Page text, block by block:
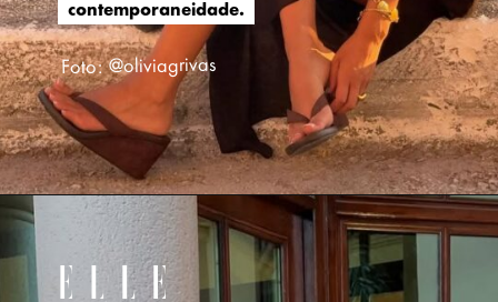
contemporaneidade.
contemporaneidade.
Foto: @oliviagrivas